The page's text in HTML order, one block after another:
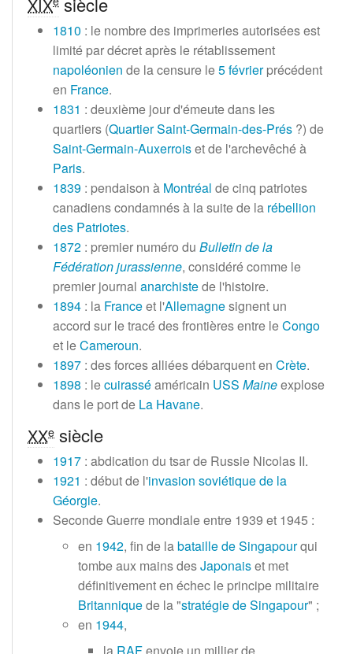
XIX
1810 : le nombre des imprimeries autorisées est
limité par décret après le rétablissement
napoléonien de la censure le5 févrierprécédent
en France.
1831 : deuxième jour d'émeute dans les
quartiers (Quartier Saint-Germain-des-Prés ?) de
Saint-Germain-Auxerroiset de l'archevêché à
Paris.
1839 : pendaison à Montréal de cinq patriotes
canadiens condamnés à la suite de la rébellion
des Patriotes.
1872 : premier numéro du Bulletin de la
Fédération jurassienne, considéré comme le
premier journal anarchistede l'histoire.
1894 : la Franceet l'Allemagnesignent un
accord sur le tracé des frontières entre leCongo
et leCameroun.
1897 : des forces alliées débarquent en Crète.
1898 : lecuirasséaméricain USS Maineexplose
dans le port de La Havane.
XXe siècle
1917 : abdication du tsar de Russie Nicolas II.
1921 : début de l'invasion soviétique de la
Géorgie.
Seconde Guerre mondiale entre 1939 et 1945 :
en 1942, fin de labataille de Singapourqui
tombe aux mains desJaponaiset met
définitivement en échec le principe militaire
Britanniquede la "stratégie de Singapour" ;
en 1944,